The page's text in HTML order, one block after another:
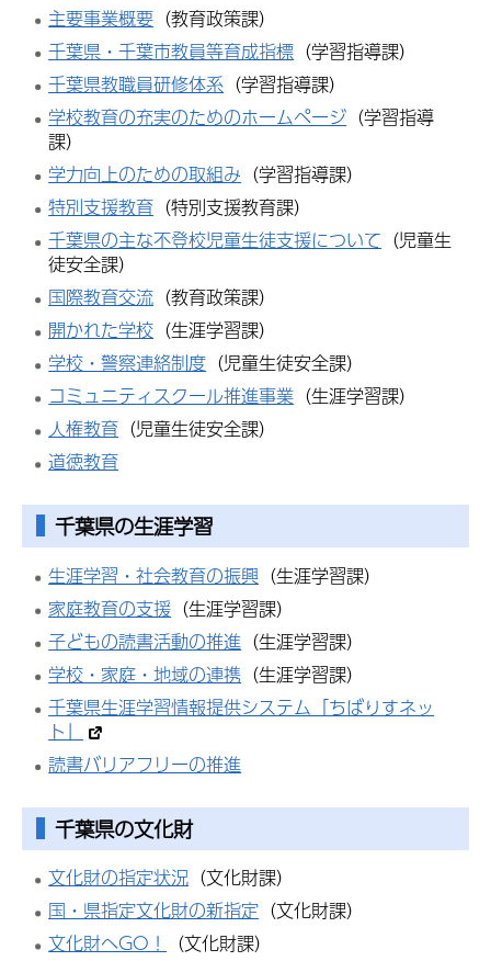
主要事業概要 （教育政策課）
千葉県・千葉市教員等育成指標 （学習指導課）
千葉県教職員研修体系 （学習指導課）
学校教育の充実のためのホームページ （学習指導
課）
学力向上のための取組み （学習指導課）
特別支援教育 （特別支援教育課）
千葉県の主な不登校児童生徒支援について （児童生
徒安全課）
国際教育交流 （教育政策課）
開かれた学校 （生涯学習課）
学校・警察連絡制度 （児童生徒安全課）
コミュニティスクール推進事業 （生涯学習課）
人権教育 （児童生徒安全課）
道徳教育
千葉県の生涯学習
生涯学習・社会教育の振興 （生涯学習課）
家庭教育の支援 （生涯学習課）
子どもの読書活動の推進 （生涯学習課）
学校・家庭・地域の連携 （生涯学習課）
千葉県生涯学習情報提供システム「ちばりすネッ
ト」
読書バリアフリーの推進
千葉県の文化財
文化財の指定状況 （文化財課）
国・県指定文化財の新指定 （文化財課）
文化財へGO！
（文化財課）